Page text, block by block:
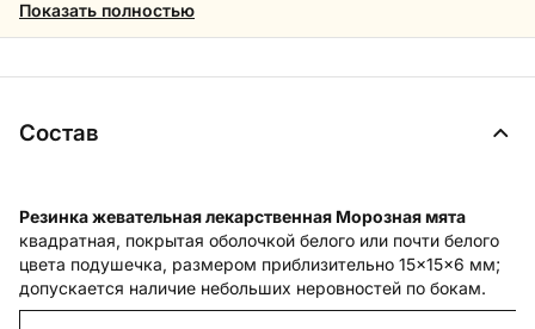
Показать полностью
Состав
Резинка жевательная лекарственная Морозная мята
квадратная, покрытая оболочкой белого или почти белого
цвета подушечка, размером приблизительно 15×15×6 мм;
допускается наличие небольших неровностей по бокам.